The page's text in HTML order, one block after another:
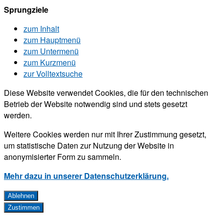
Sprungziele
zum Inhalt
zum Hauptmenü
zum Untermenü
zum Kurzmenü
zur Volltextsuche
Diese Website verwendet Cookies, die für den technischen
Betrieb der Website notwendig sind und stets gesetzt
werden.
Weitere Cookies werden nur mit Ihrer Zustimmung gesetzt,
um statistische Daten zur Nutzung der Website in
anonymisierter Form zu sammeln.
Mehr dazu in unserer Datenschutzerklärung.
Ablehnen
Zustimmen